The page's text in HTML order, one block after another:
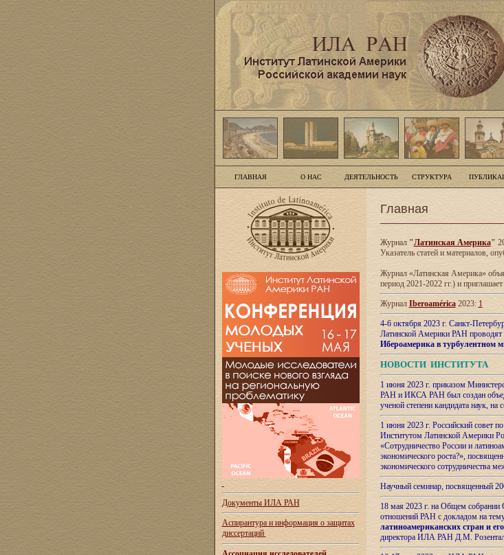
ГЛАВНАЯ О НАС ДЕЯТЕЛЬНОСТЬ СТРУКТУРА
Документы ИЛА РАН
Аспирантура и информация о защитах
диссертаций
Главная
Журнал"Латинская Америка"
Указатель статей и материалов,
Журнал «Латинская Америка»
период 2021-2022 гг.) и
Журнал Iberoamérica2023: 1
4-6 октября 2023 г. Санкт-
Латинской Америки РАН
Ибероамерика в турбулентном
НОВОСТИ ИНСТИТУТА
1 июня 2023 г. приказом
РАН и ИКСА РАН был создан
ученой степени кандидата наук, на
1 июня 2023 г. Российский совет
Институтом Латинской Америки
«Сотрудничество России и
экономического роста?»,
экономического сотрудничества
Научный семинар, посвященный
18 мая 2023 г. на Общем собрании
отношений РАН с докладом на
латиноамериканских стран и
директора ИЛА РАН Д.М.